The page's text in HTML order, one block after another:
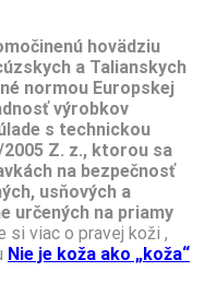
hovädziu
a Talianskych
normou Europskej
výrobkov
s technickou
2005 Z. z., ktorou sa
na bezpečnosť
usňových a
určených na priamy
si viac o pravej koži ,
Nie je koža ako „koža“